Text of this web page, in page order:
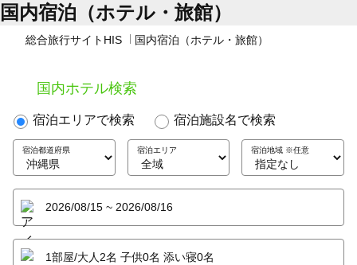
国内宿泊（ホテル・旅館）
総合旅行サイトHIS 国内宿泊（ホテル・旅館）
国内ホテル検索
宿泊エリアで検索 宿泊施設名で検索
宿泊都道府県 宿泊エリア 宿泊地域 ※任意